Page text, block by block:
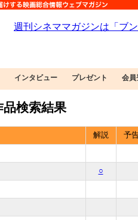
インタビュー プレゼント 会員
品検索結果
解説 予
○